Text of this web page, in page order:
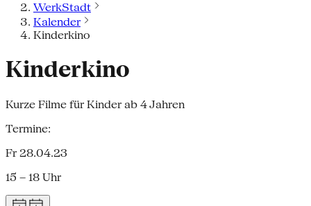
WerkStadt
Kalender
Kinderkino
Kinderkino
Kurze Filme für Kinder ab 4 Jahren
Termine:
Fr 28.04.23
15 – 18 Uhr